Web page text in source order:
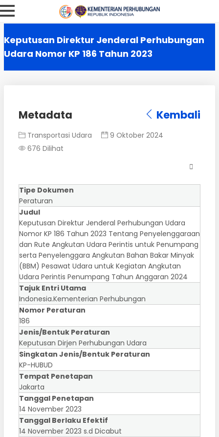
Keputusan Direktur Jenderal Perhubungan
Udara Nomor KP 186 Tahun 2023
Metadata Kembali
Transportasi Udara
9 Oktober 2024
676 Dilihat
Tipe Dokumen
Peraturan
Judul
Keputusan Direktur Jenderal Perhubungan Udara
Nomor KP 186 Tahun 2023 Tentang Penyelenggaraan
dan Rute Angkutan Udara Perintis untuk Penumpang
serta Penyelenggara Angkutan Bahan Bakar Minyak
(BBM) Pesawat Udara untuk Kegiatan Angkutan
Udara Perintis Penumpang Tahun Anggaran 2024
Tajuk Entri Utama
Indonesia.Kementerian Perhubungan
Nomor Peraturan
186
Jenis/Bentuk Peraturan
Keputusan Dirjen Perhubungan Udara
Singkatan Jenis/Bentuk Peraturan
KP-HUBUD
Tempat Penetapan
Jakarta
Tanggal Penetapan
14 November 2023
Tanggal Berlaku Efektif
14 November 2023 s.d Dicabut